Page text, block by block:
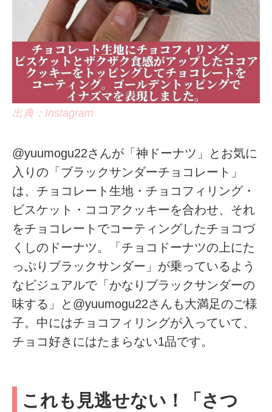
出典：Instagram
@yuumogu22さんが「神ドーナツ」とお気に
入りの「ブラックサンダーチョコレート」
は、チョコレート生地・チョコフィリング・
ビスケット・ココアクッキーを合わせ、それ
をチョコレートでコーティングしたチョコづ
くしのドーナツ。「チョコドーナツの上にた
っぷりブラックサンダー」が乗っているよう
なビジュアルで「かなりブラックサンダーの
味する」と@yuumogu22さんも大満足のご様
子。中にはチョコフィリングが入っていて、
チョコ好きにはたまらない1品です。
これも見逃せない！「さつ